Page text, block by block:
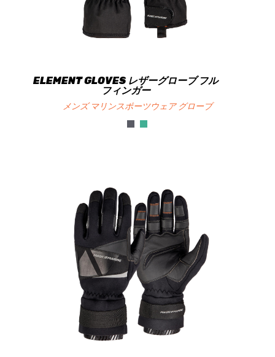
ELEMENT GLOVES レザーグローブ フル
フィンガー
メンズ マリンスポーツウェア グローブ